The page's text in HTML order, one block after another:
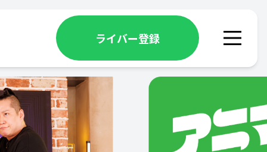
ライバー登録